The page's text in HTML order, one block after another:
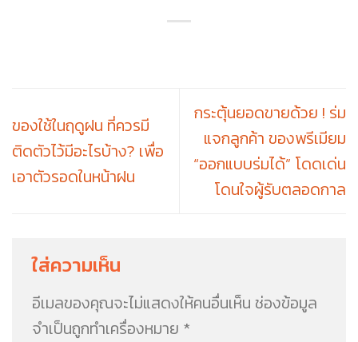
ของใช้ในฤดูฝน ที่ควรมี
ติดตัวไว้มีอะไรบ้าง? เพื่อ
เอาตัวรอดในหน้าฝน
กระตุ้นยอดขายด้วย ! ร่ม
แจกลูกค้า ของพรีเมียม
“ออกแบบร่มได้” โดดเด่น
โดนใจผู้รับตลอดกาล
ใส่ความเห็น
อีเมลของคุณจะไม่แสดงให้คนอื่นเห็น ช่องข้อมูล
จำเป็นถูกทำเครื่องหมาย *